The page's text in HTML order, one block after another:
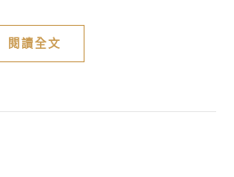
閱讀全文